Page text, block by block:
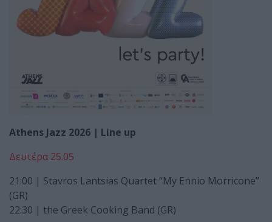
Athens Jazz 2026 | Line up
Δευτέρα 25.05
21:00 | Stavros Lantsias Quartet “My Ennio Morricone”
(GR)
22:30 | the Greek Cooking Band (GR)